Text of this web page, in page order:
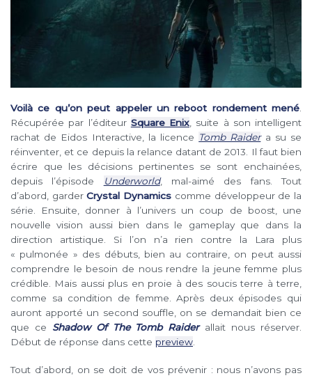
Voilà ce qu’on peut appeler un reboot rondement mené
Récupérée par l’éditeur Square Enix , suite à son intelligent
rachat de Eidos Interactive, la licence Tomb Raidera su se
réinventer, et ce depuis la relance datant de 2013. Il faut bien
écrire que les décisions pertinentes se sont enchainées,
depuis l’épisode
Underworld, mal-aimé des fans. Tout
d’abord, garderCrystal Dynamics comme développeur de la
série. Ensuite, donner à l’univers un coup de boost, une
nouvelle vision aussi bien dans le gameplay que dans la
direction artistique. Si l’on n’a rien contre la Lara plus
« pulmonée » des débuts, bien au contraire, on peut aussi
comprendre le besoin de nous rendre la jeune femme plus
crédible. Mais aussi plus en proie à des soucis terre à terre,
comme sa condition de femme. Après deux épisodes qui
auront apporté un second souffle, on se demandait bien ce
que ce Shadow Of The Tomb Raiderallait nous réserver.
Début de réponse dans cette preview
Tout d’abord, on se doit de vos prévenir : nous n’avons pas